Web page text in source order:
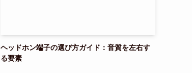
ヘッドホン端子の選び方ガイド：音質を左右す
る要素